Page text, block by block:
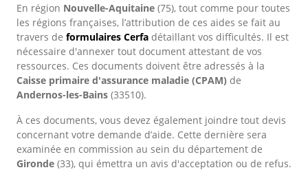
En région Nouvelle-Aquitaine (75), tout comme pour toutes
les régions françaises, l’attribution de ces aides se fait au
travers de formulaires Cerfa détaillant vos difficultés. Il est
nécessaire d'annexer tout document attestant de vos
ressources. Ces documents doivent être adressés à la
Caisse primaire d'assurance maladie (CPAM) de
Andernos-les-Bains (33510).
À ces documents, vous devez également joindre tout devis
concernant votre demande d’aide. Cette dernière sera
examinée en commission au sein du département de
Gironde (33), qui émettra un avis d'acceptation ou de refus.